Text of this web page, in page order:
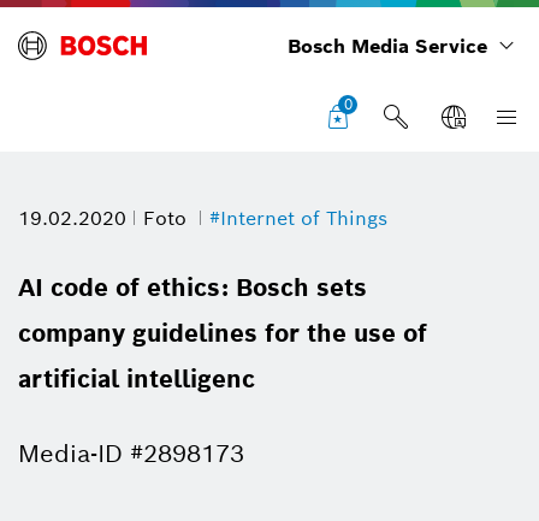
Bosch Media Service
0
19.02.2020 Foto #Internet of Things
AI code of ethics: Bosch sets
company guidelines for the use of
artificial intelligenc
Media-ID #2898173